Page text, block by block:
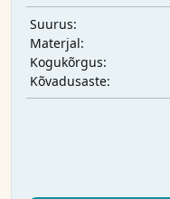
Suurus:
Materjal:
Kogukõrgus:
Kõvadusaste: